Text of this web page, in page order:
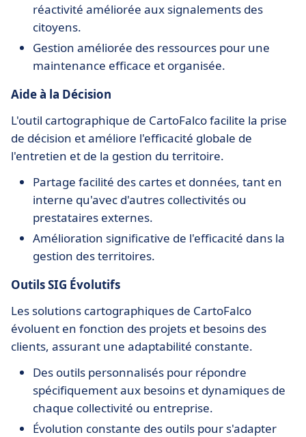
réactivité améliorée aux signalements des
citoyens.
Gestion améliorée des ressources pour une
maintenance efficace et organisée.
Aide à la Décision
L'outil cartographique de CartoFalco facilite la prise
de décision et améliore l'efficacité globale de
l'entretien et de la gestion du territoire.
Partage facilité des cartes et données, tant en
interne qu'avec d'autres collectivités ou
prestataires externes.
Amélioration significative de l'efficacité dans la
gestion des territoires.
Outils SIG Évolutifs
Les solutions cartographiques de CartoFalco
évoluent en fonction des projets et besoins des
clients, assurant une adaptabilité constante.
Des outils personnalisés pour répondre
spécifiquement aux besoins et dynamiques de
chaque collectivité ou entreprise.
Évolution constante des outils pour s'adapter